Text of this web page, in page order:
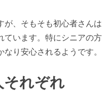
が、そもそも初心者さんは
ています。特にシニアの方
り安心されるようです。
それぞれ